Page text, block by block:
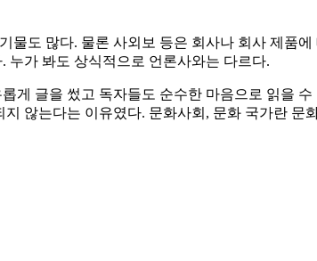
도 많다. 물론 사외보 등은 회사나 회사 제품
누가 봐도 상식적으로 언론사와는 다르다.
글을 썼고 독자들도 순수한 마음으로 읽을
않는다는 이유였다. 문화사회, 문화 국가란 문